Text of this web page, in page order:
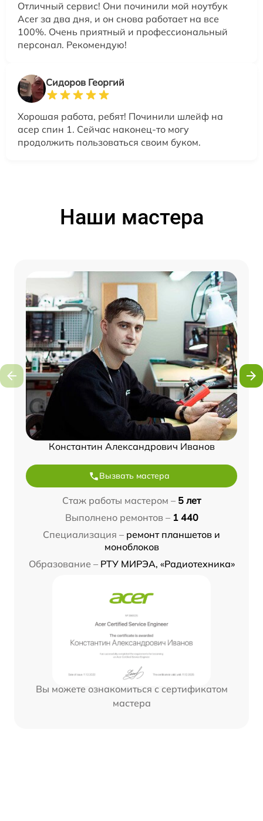
Отличный сервис! Они починили мой ноутбук
Acer за два дня, и он снова работает на все
100%. Очень приятный и профессиональный
персонал. Рекомендую!
Сидоров Георгий
Хорошая работа, ребят! Починили шлейф на
асер спин 1. Сейчас наконец-то могу
продолжить пользоваться своим буком.
Наши мастера
Константин Александрович Иванов
Вызвать мастера
Стаж работы мастером – 5 лет
Выполнено ремонтов – 1 440
Специализация – ремонт планшетов и
моноблоков
Образование – РТУ МИРЭА, «Радиотехника»
Вы можете ознакомиться с сертификатом
мастера